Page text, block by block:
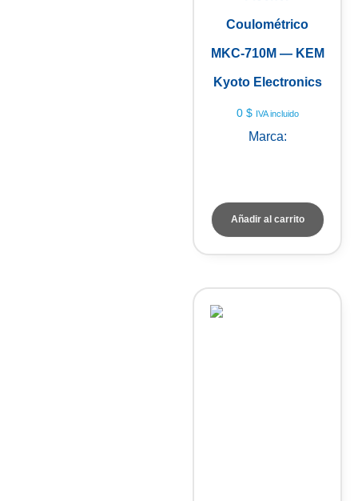
Coulométrico
MKC-710M — KEM
Kyoto Electronics
0 $ IVA incluido
Marca:
Añadir al carrito